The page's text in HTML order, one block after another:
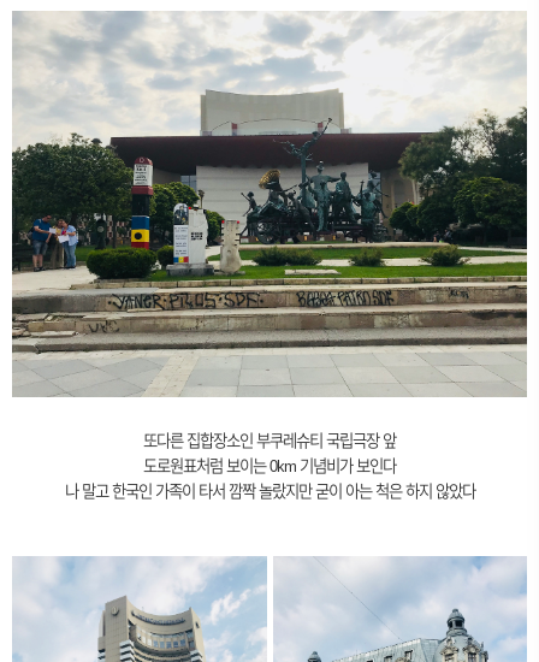
또다른 집합장소인 부쿠레슈티 국립극장 앞
도로원표처럼 보이는 0km 기념비가 보인다
나 말고 한국인 가족이 타서 깜짝 놀랐지만 굳이 아는 척은 하지 않았다